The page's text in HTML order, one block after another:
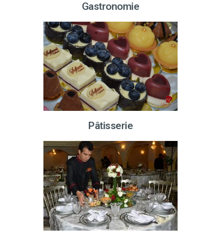
Gastronomie
Pâtisserie